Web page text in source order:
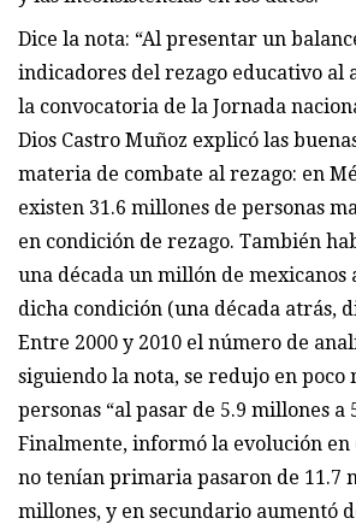
Dice la nota: “Al presentar un
indicadores del rezago educativo al
la convocatoria de la Jornada
Dios Castro Muñoz explicó las
materia de combate al rezago: en
existen 31.6 millones de personas
en condición de rezago. También
una década un millón de mexicanos
dicha condición (una década atrás,
Entre 2000 y 2010 el número de
siguiendo la nota, se redujo en poco
personas “al pasar de 5.9 millones a
Finalmente, informó la evolución en
no tenían primaria pasaron de 11.7
millones, y en secundario aumentó